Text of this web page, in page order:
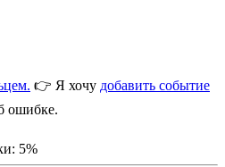
👉 Я хочу добавить событие
ошибке.
5%